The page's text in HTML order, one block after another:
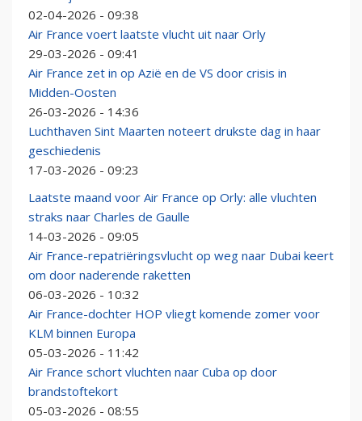
02-04-2026 - 09:38
Air France voert laatste vlucht uit naar Orly
29-03-2026 - 09:41
Air France zet in op Azië en de VS door crisis in
Midden-Oosten
26-03-2026 - 14:36
Luchthaven Sint Maarten noteert drukste dag in haar
geschiedenis
17-03-2026 - 09:23
Laatste maand voor Air France op Orly: alle vluchten
straks naar Charles de Gaulle
14-03-2026 - 09:05
Air France-repatriëringsvlucht op weg naar Dubai keert
om door naderende raketten
06-03-2026 - 10:32
Air France-dochter HOP vliegt komende zomer voor
KLM binnen Europa
05-03-2026 - 11:42
Air France schort vluchten naar Cuba op door
brandstoftekort
05-03-2026 - 08:55